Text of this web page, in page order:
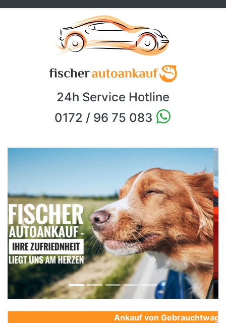
24h Service Hotline
0172 / 96 75 083
Previous Next
Ankauf von